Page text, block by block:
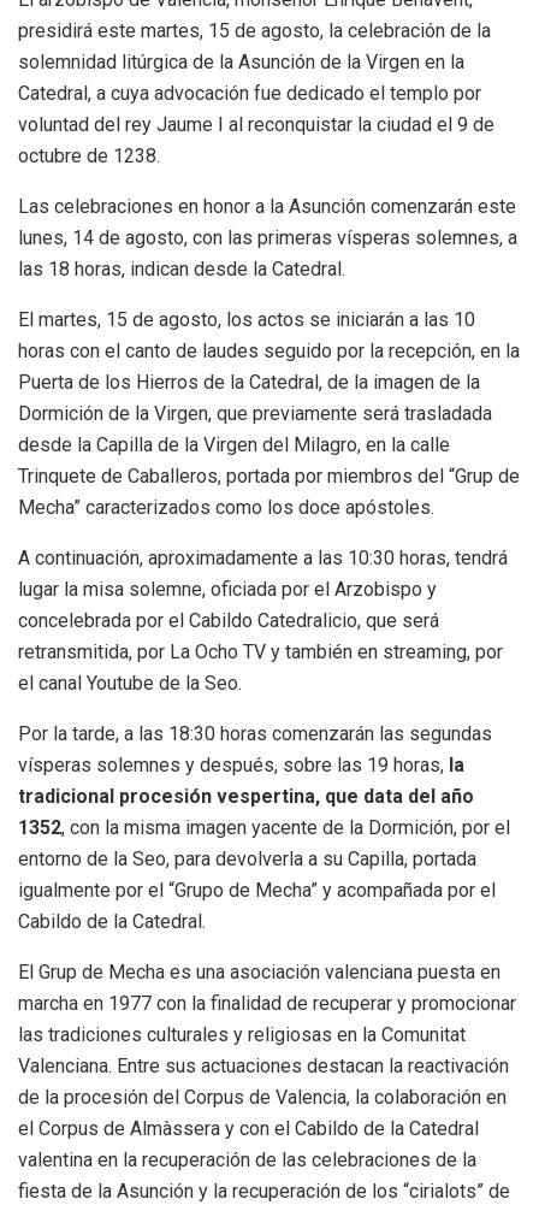
presidirá este martes, 15 de agosto, la celebración de la
solemnidad litúrgica de la Asunción de la Virgen en la
Catedral, a cuya advocación fue dedicado el templo por
voluntad del rey Jaume I al reconquistar la ciudad el 9 de
octubre de 1238.
Las celebraciones en honor a la Asunción comenzarán este
lunes, 14 de agosto, con las primeras vísperas solemnes, a
las 18 horas, indican desde la Catedral.
El martes, 15 de agosto, los actos se iniciarán a las 10
horas con el canto de laudes seguido por la recepción, en la
Puerta de los Hierros de la Catedral, de la imagen de la
Dormición de la Virgen, que previamente será trasladada
desde la Capilla de la Virgen del Milagro, en la calle
Trinquete de Caballeros, portada por miembros del “Grup de
Mecha” caracterizados como los doce apóstoles.
A continuación, aproximadamente a las 10:30 horas, tendrá
lugar la misa solemne, oficiada por el Arzobispo y
concelebrada por el Cabildo Catedralicio, que será
retransmitida, por La Ocho TV y también en streaming, por
el canal Youtube de la Seo.
Por la tarde, a las 18:30 horas comenzarán las segundas
vísperas solemnes y después, sobre las 19 horas, la
tradicional procesión vespertina, que data del año
1352, con la misma imagen yacente de la Dormición, por el
entorno de la Seo, para devolverla a su Capilla, portada
igualmente por el “Grupo de Mecha” y acompañada por el
Cabildo de la Catedral.
El Grup de Mecha es una asociación valenciana puesta en
marcha en 1977 con la finalidad de recuperar y promocionar
las tradiciones culturales y religiosas en la Comunitat
Valenciana. Entre sus actuaciones destacan la reactivación
de la procesión del Corpus de Valencia, la colaboración en
el Corpus de Almàssera y con el Cabildo de la Catedral
valentina en la recuperación de las celebraciones de la
fiesta de la Asunción y la recuperación de los “cirialots” de